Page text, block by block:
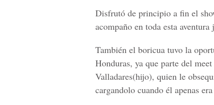
Disfrutó de principio a fin el
acompaño en toda esta
También el boricua tuvo la
Honduras, ya que parte del
Valladares(hijo), quien le
cargandolo cuando él apenas